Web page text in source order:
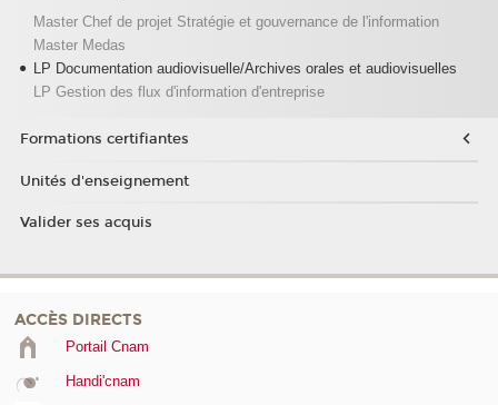
Master Chef de projet Stratégie et gouvernance de l'information
Master Medas
LP Documentation audiovisuelle/Archives orales et audiovisuelles
LP Gestion des flux d'information d'entreprise
Formations certifiantes
Unités d'enseignement
Valider ses acquis
ACCÈS DIRECTS
Portail Cnam
Handi'cnam